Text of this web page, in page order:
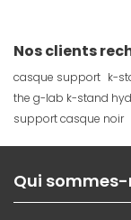
Nos clients
casque support k-
the g-lab k-stand
support casque noir
Qui sommes-